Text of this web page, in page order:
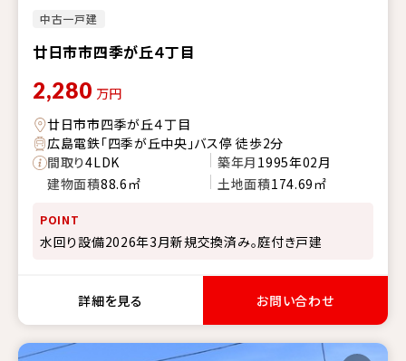
中古一戸建
廿日市市四季が丘４丁目
2,280 万円
廿日市市四季が丘４丁目
広島電鉄「四季が丘中央」バス停 徒歩2分
間取り4LDK 築年月 1995年02月
建物面積88.6㎡ 土地面積174.69㎡
POINT
水回り設備2026年3月新規交換済み。庭付き戸建
詳細を見る お問い合わせ